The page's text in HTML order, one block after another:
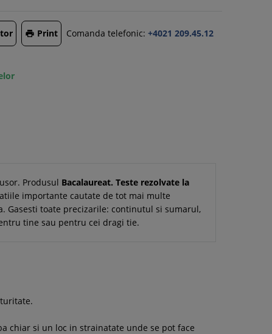
 Print Comanda telefonic: +4021 209.45.12
Produsul Bacalaureat. Teste rezolvate la
importante cautate de tot mai multe
Gasesti toate precizarile: continutul si sumarul,
tine sau pentru cei dragi tie.
chiar si un loc in strainatate unde se pot face